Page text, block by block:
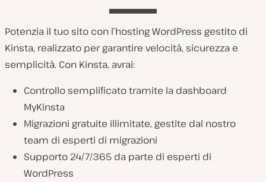
Potenzia il tuo sito con l’hosting WordPress gestito di
Kinsta, realizzato per garantire velocità, sicurezza e
semplicità. Con Kinsta, avrai:
Controllo semplificato tramite la dashboard
MyKinsta
Migrazioni gratuite illimitate, gestite dal nostro
team di esperti di migrazioni
Supporto 24/7/365 da parte di esperti di
WordPress